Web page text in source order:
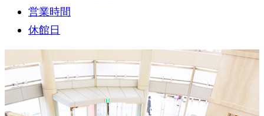
営業時間
休館日